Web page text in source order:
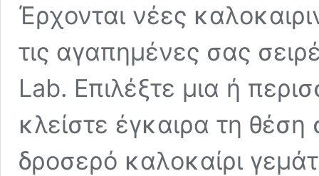
Έρχονται νέες
τις αγαπημένες σας
Lab. Επιλέξτε μια ή
κλείστε έγκαιρα τη θέση
δροσερό καλοκαίρι